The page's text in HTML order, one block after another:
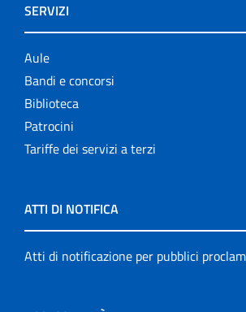
SERVIZI
Aule
Bandi e concorsi
Biblioteca
Patrocini
Tariffe dei servizi a terzi
ATTI DI NOTIFICA
Atti di notificazione per pubblici